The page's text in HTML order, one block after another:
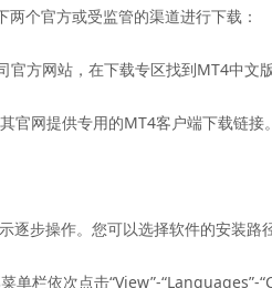
个官方或受监管的渠道进行下载：
网站，在下载专区找到MT4中文版
网提供专用的MT4客户端下载链接
操作。您可以选择软件的安装路
栏依次点击“View”-“Languages”-